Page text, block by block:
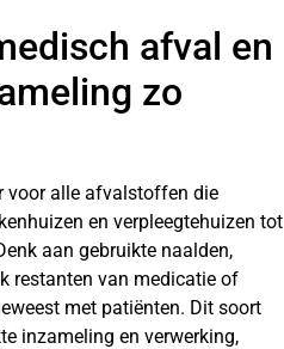
afval en
zo
voor alle afvalstoffen die
en verpleegtehuizen tot
aan gebruikte naalden,
restanten van medicatie of
met patiënten. Dit soort
inzameling en verwerking,